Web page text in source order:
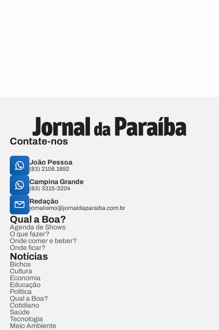
Contate-nos
João Pessoa
(83) 2106.1892
Campina Grande
(83) 3315-3204
Redação
jornalismo@jornaldaparaiba.com.br
Qual a Boa?
Agenda de Shows
O que fazer?
Onde comer e beber?
Onde ficar?
Notícias
Bichos
Cultura
Economia
Educação
Política
Qual a Boa?
Cotidiano
Saúde
Tecnologia
Meio Ambiente